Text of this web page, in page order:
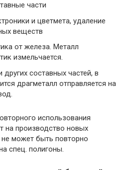
части
и цветмета, удаление
веществ
от железа. Металл
измельчается.
составных частей, в
драгметалл отправляется на
использования
на производство новых
может быть повторно
спец. полигоны.